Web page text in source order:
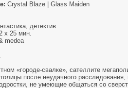
Crystal Blaze | Glass Maiden
детектив
x 25 мин.
medea
«городе-свалке», сателлите
после неудачного
не умеющие общаться со